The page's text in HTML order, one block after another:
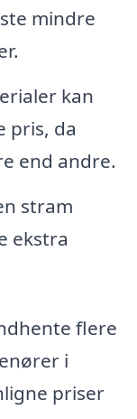
mindre
kan
pris, da
end andre.
stram
ekstra
flere
i
priser